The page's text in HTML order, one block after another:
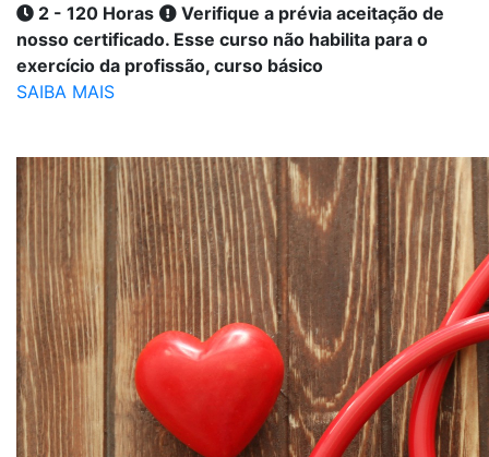
2 - 120 Horas
Verifique a prévia aceitação de
nosso certificado. Esse curso não habilita para o
exercício da profissão, curso básico
SAIBA MAIS